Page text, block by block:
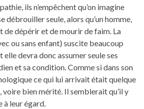
ils n’empêchent qu’on imagine
débrouiller seule, alors qu’un homme,
dépérir et de mourir de faim. La
ou sans enfant) suscite beaucoup
devra donc assumer seule ses
et sa condition. Comme si dans son
ce qui lui arrivait était quelque
voire bien mérité. Il semblerait qu’il y
à leur égard.